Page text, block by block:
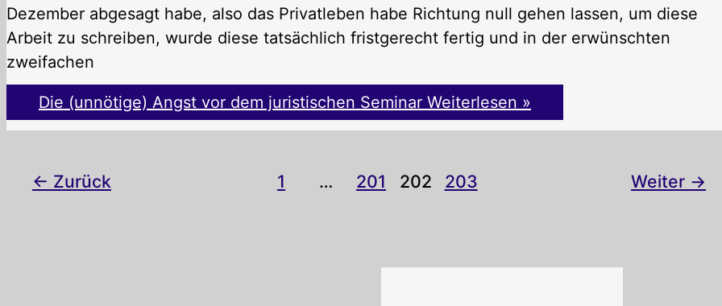
Dezember abgesagt habe, also das Privatleben habe Richtung null gehen lassen, um diese
Arbeit zu schreiben, wurde diese tatsächlich fristgerecht fertig und in der erwünschten
zweifachen
Die (unnötige) Angst vor dem juristischen Seminar Weiterlesen »
← Zurück 1 … 201 202 203 Weiter →